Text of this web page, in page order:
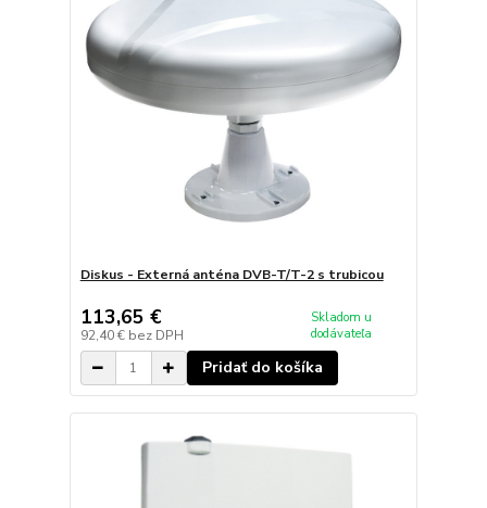
Diskus - Externá anténa DVB-T/T-2 s trubicou
113,65 €
92,40 € bez DPH
Skladom u
dodávateľa
Pridať do košíka